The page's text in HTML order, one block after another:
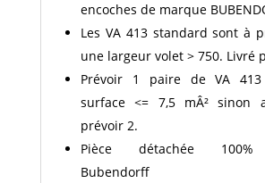
encoches de marque
Les VA 413 standard sont à
une largeur volet > 750. Livré
Prévoir 1 paire de VA
surface <= 7,5 mÂ² sinon
prévoir 2.
Pièce détachée 100%
Bubendorff